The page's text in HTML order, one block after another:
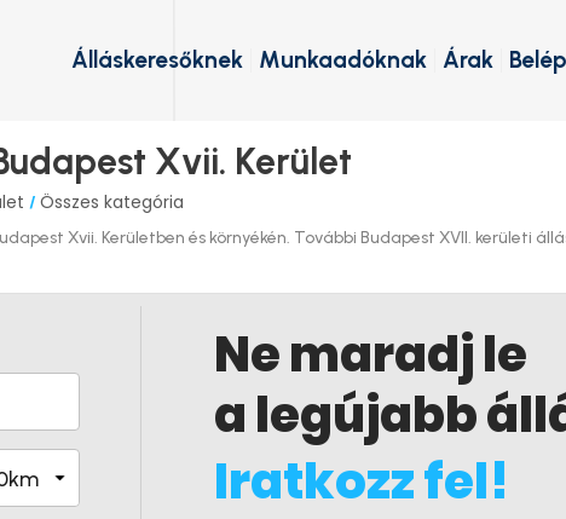
Árak
Munkaadóknak
Álláskeresőknek
Xvii. Kerület
/ Összes kategória
Xvii. Kerületben és környékén. További Budapest XVII. kerületi
Ne maradj le
a legújabb
Iratkozz fel!